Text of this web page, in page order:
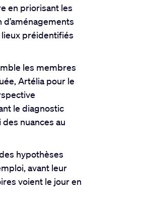
en priorisant les
préidentifiés
les membres
Artélia pour le
le diagnostic
nuances au
hypothèses
avant leur
voient le jour en